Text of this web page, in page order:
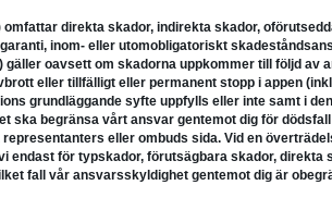
omfattar direkta skador, indirekta skador,
inom- eller utomobligatoriskt
gäller oavsett om skadorna uppkommer till följd av
eller tillfälligt eller permanent stopp i appen
grundläggande syfte uppfylls eller inte samt i
ska begränsa vårt ansvar gentemot dig för
eller ombuds sida. Vid en
endast för typskador, förutsägbara skador,
fall vår ansvarsskyldighet gentemot dig är